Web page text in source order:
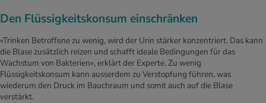
Den Flüssigkeitskonsum einschränken
«Trinken Betroffene zu wenig, wird der Urin stärker konzentriert. Das kann
die Blase zusätzlich reizen und schafft ideale Bedingungen für das
Wachstum von Bakterien», erklärt der Experte. Zu wenig
Flüssigkeitskonsum kann ausserdem zu Verstopfung führen, was
wiederum den Druck im Bauchraum und somit auch auf die Blase
verstärkt.